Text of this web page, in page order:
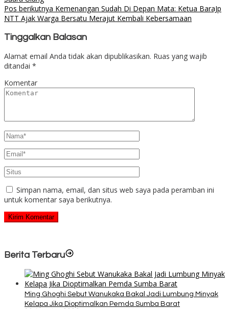
Pos berikutnya Kemenangan Sudah Di Depan Mata: Ketua BaraJp
NTT Ajak Warga Bersatu Merajut Kembali Kebersamaan
Tinggalkan Balasan
Alamat email Anda tidak akan dipublikasikan. Ruas yang wajib
ditandai *
Komentar
Simpan nama, email, dan situs web saya pada peramban ini
untuk komentar saya berikutnya.
Berita Terbaru
Ming Ghoghi Sebut Wanukaka Bakal Jadi Lumbung Minyak
Kelapa Jika Dioptimalkan Pemda Sumba Barat